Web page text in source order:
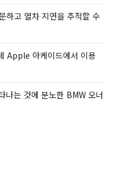
하고 열차 지연을 추적할 수
Apple 아케이드에서 이용
나는 것에 분노한 BMW 오너